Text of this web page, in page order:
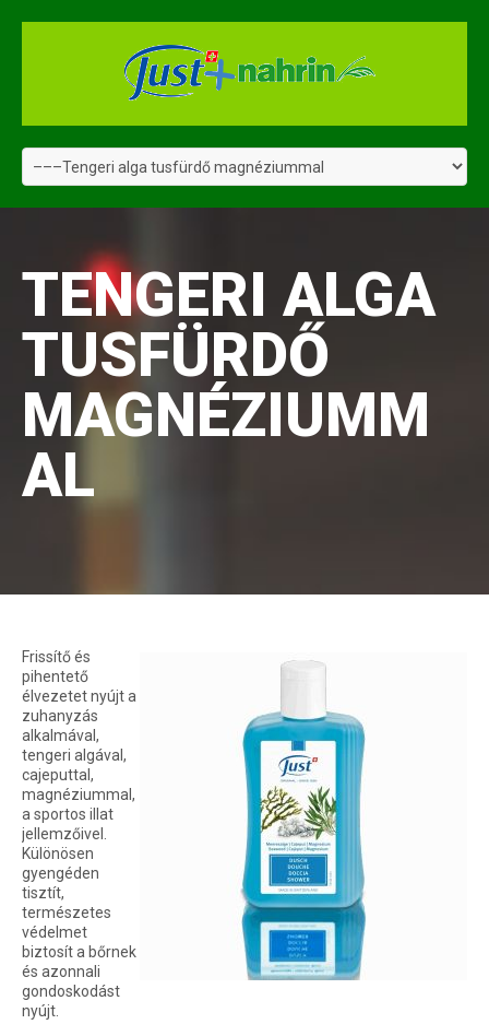
TENGERI ALGA
TUSFÜRDŐ
MAGNÉZIUMM
AL
Frissítő és
pihentető
élvezetet nyújt a
zuhanyzás
alkalmával,
tengeri algával,
cajeputtal,
magnéziummal,
a sportos illat
jellemzőivel.
Különösen
gyengéden
tisztít,
természetes
védelmet
biztosít a bőrnek
és azonnali
gondoskodást
nyújt.